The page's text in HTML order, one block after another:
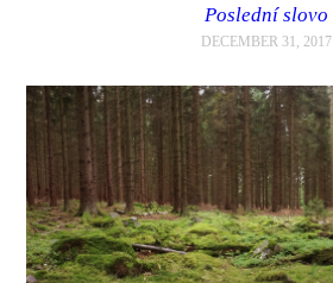
Poslední slovo
DECEMBER 31, 2017